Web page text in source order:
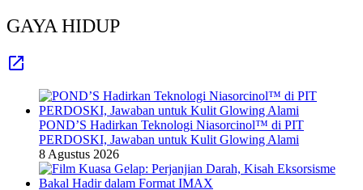
GAYA HIDUP
POND’S Hadirkan Teknologi Niasorcinol™ di PIT
PERDOSKI, Jawaban untuk Kulit Glowing Alami
8 Agustus 2026